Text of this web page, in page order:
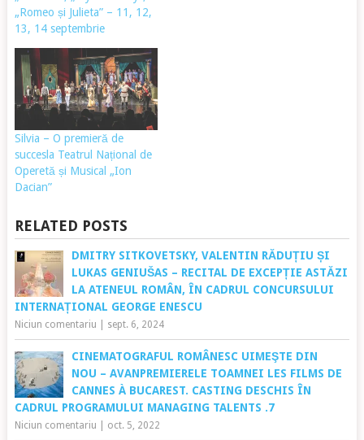
„Romeo și Julieta” – 11, 12,
13, 14 septembrie
Silvia – O premieră de
succesla Teatrul Național de
Operetă și Musical „Ion
Dacian”
RELATED POSTS
DMITRY SITKOVETSKY, VALENTIN RĂDUȚIU ȘI
LUKAS GENIUŠAS – RECITAL DE EXCEPȚIE ASTĂZI
LA ATENEUL ROMÂN, ÎN CADRUL CONCURSULUI
INTERNAȚIONAL GEORGE ENESCU
Niciun comentariu sept. 6, 2024
CINEMATOGRAFUL ROMÂNESC UIMEŞTE DIN
NOU – AVANPREMIERELE TOAMNEI LES FILMS DE
CANNES À BUCAREST. CASTING DESCHIS ÎN
CADRUL PROGRAMULUI MANAGING TALENTS .7
Niciun comentariu oct. 5, 2022